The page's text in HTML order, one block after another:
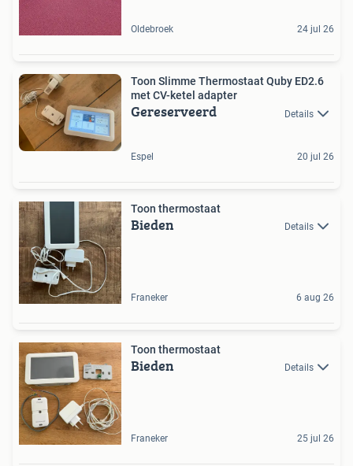
Oldebroek 24 jul 26
Toon Slimme Thermostaat Quby ED2.6
met CV-ketel adapter
Gereserveerd Details
Espel 20 jul 26
Toon thermostaat
Bieden Details
Franeker 6 aug 26
Toon thermostaat
Bieden Details
Franeker 25 jul 26